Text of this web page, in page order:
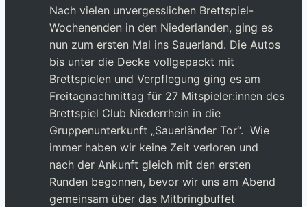
Nach vielen unvergesslichen Brettspiel-
Wochenenden in den Niederlanden, ging es
nun zum ersten Mal ins Sauerland. Die Autos
bis unter die Decke vollgepackt mit
Brettspielen und Verpflegung ging es am
Freitagnachmittag für 27 Mitspieler:innen des
Brettspiel Club Niederrhein in die
Gruppenunterkunft „Sauerländer Tor“. Wie
immer haben wir keine Zeit verloren und
nach der Ankunft gleich mit den ersten
Runden begonnen, bevor wir uns am Abend
gemeinsam über das Mitbringbuffet